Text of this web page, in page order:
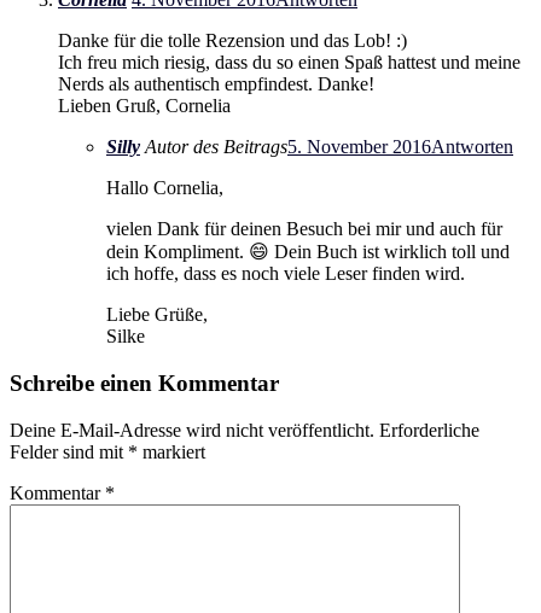
Danke für die tolle Rezension und das Lob! :)
Ich freu mich riesig, dass du so einen Spaß hattest und meine
Nerds als authentisch empfindest. Danke!
Lieben Gruß, Cornelia
Silly Autor des Beitrags5. November 2016Antworten
Hallo Cornelia,
vielen Dank für deinen Besuch bei mir und auch für
dein Kompliment. 😄 Dein Buch ist wirklich toll und
ich hoffe, dass es noch viele Leser finden wird.
Liebe Grüße,
Silke
Schreibe einen Kommentar
Deine E-Mail-Adresse wird nicht veröffentlicht. Erforderliche
Felder sind mit * markiert
Kommentar *